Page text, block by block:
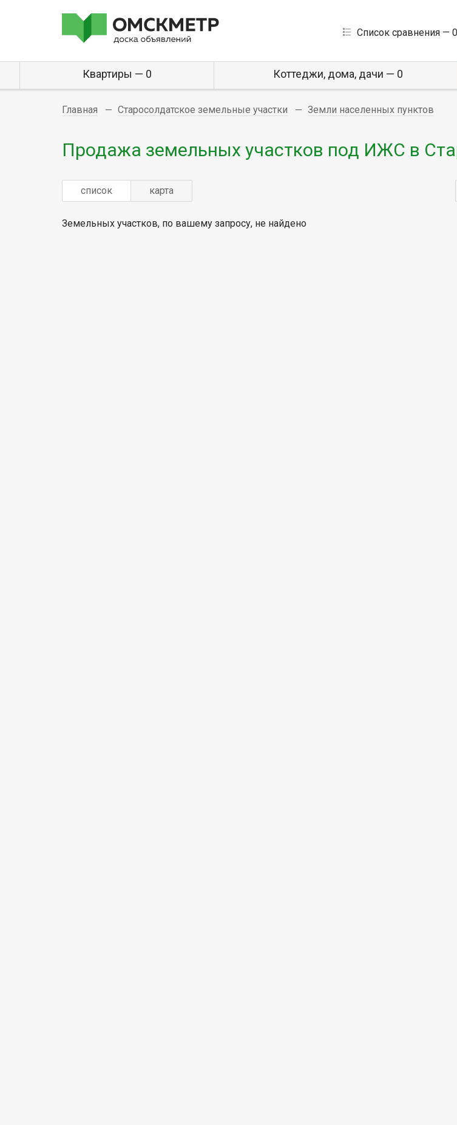
Список сравнения — 0
Квартиры — 0 Коттеджи, дома, дачи — 0
Главная Старосолдатское земельные участки Земли населенных пунктов
Продажа земельных участков под ИЖС в
список карта
Земельных участков, по вашему запросу, не найдено